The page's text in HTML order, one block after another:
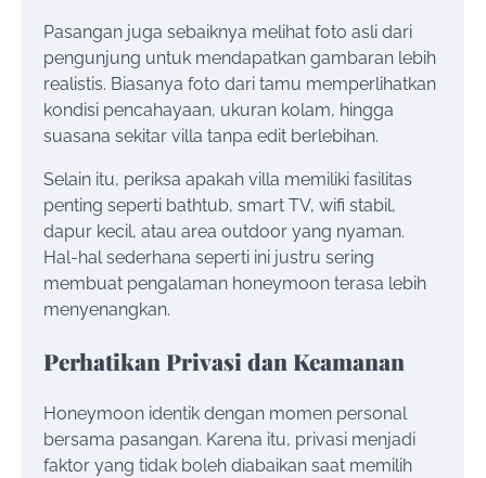
Pasangan juga sebaiknya melihat foto asli dari
pengunjung untuk mendapatkan gambaran lebih
realistis. Biasanya foto dari tamu memperlihatkan
kondisi pencahayaan, ukuran kolam, hingga
suasana sekitar villa tanpa edit berlebihan.
Selain itu, periksa apakah villa memiliki fasilitas
penting seperti bathtub, smart TV, wifi stabil,
dapur kecil, atau area outdoor yang nyaman.
Hal-hal sederhana seperti ini justru sering
membuat pengalaman honeymoon terasa lebih
menyenangkan.
Perhatikan Privasi dan Keamanan
Honeymoon identik dengan momen personal
bersama pasangan. Karena itu, privasi menjadi
faktor yang tidak boleh diabaikan saat memilih